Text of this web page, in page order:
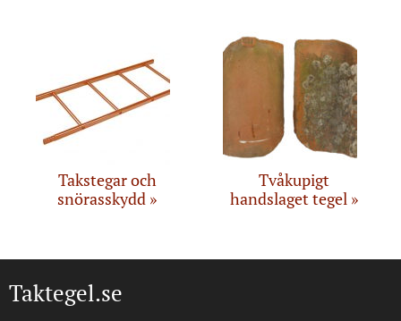
Takstegar och
snörasskydd
Tvåkupigt
handslaget tegel
Taktegel.se